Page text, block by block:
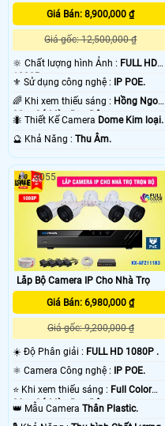
Giá Bán: 8,900,000 ₫
Giá gốc: 12,500,000 ₫
🔆 Chất lượng hình Ảnh : FULL HD
1080P .
⚜️ Sử dụng công nghệ :
IP POE.
🌈 Khi xem thiếu sáng : Hồng Ngoại
30m Có Màu Ban Ðêm.
🐜 Thiết Kế Camera Dome Kim loại.
️🔮 Khả Năng : Thu Âm.
Lắp Bộ Camera IP Cho Nhà Trọ
Giá Bán: 6,980,000 ₫
Giá gốc: 9,200,000 ₫
☀️ Độ Phân giải : FULL HD 1080P .
⚛️ Camera Công nghệ : IP POE.
⭐ Khi xem thiếu sáng : Full Color
20m Có Màu Ban Ðêm.
👑 Mẫu Camera Thân Plastic.
3055